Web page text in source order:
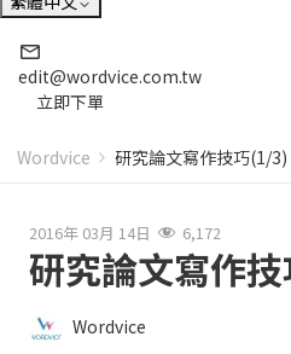
edit@wordvice.com.tw
立即下單
Wordvice 研究論文寫作技巧(1/3)
2016年 03月 14日 6,172
研究論文寫作
Wordvice